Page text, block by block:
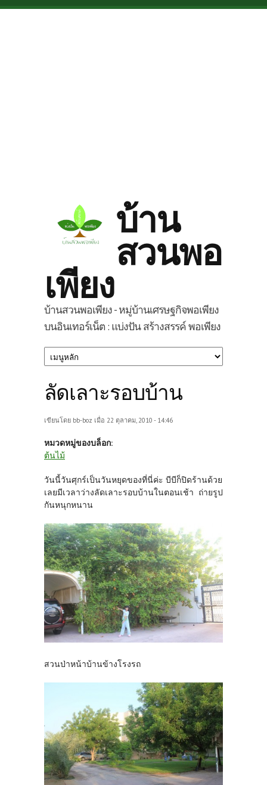
Skip to main content
บ้าน
สวนพอ
เพียง
บ้านสวนพอเพียง - หมู่บ้านเศรษฐกิจพอเพียง
บนอินเทอร์เน็ต : แบ่งปัน สร้างสรรค์ พอเพียง
ลัดเลาะรอบบ้าน
เขียนโดย bb-boz เมื่อ 22 ตุลาคม, 2010 - 14:46
หมวดหมู่ของบล็อก:
ต้นไม้
วันนี้วันศุกร์เป็นวันหยุดของที่นี่ค่ะ บีบีก็ปิดร้านด้วย
เลยมีเวลาว่างลัดเลาะรอบบ้านในตอนเช้า ถ่ายรูป
กันหนุกหนาน
สวนป่าหน้าบ้านข้างโรงรถ